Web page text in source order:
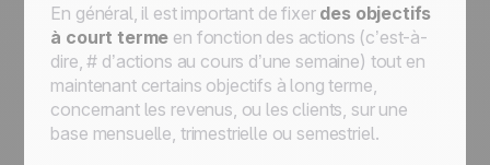
En général, il est important de fixer des objectifs
à court terme en fonction des actions (c’est-à-
dire, # d’actions au cours d’une semaine) tout en
maintenant certains objectifs à long terme,
concernant les revenus, ou les clients, sur une
base mensuelle, trimestrielle ou semestriel.